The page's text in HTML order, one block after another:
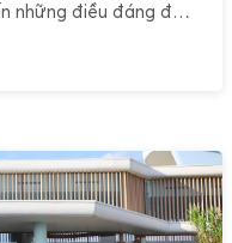
những điều đáng để
con người đồng